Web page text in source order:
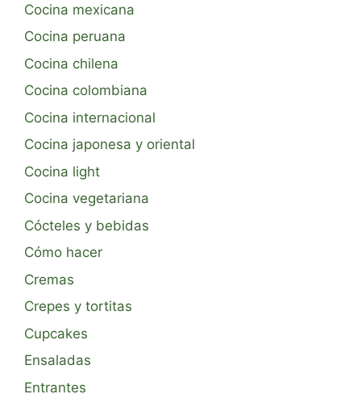
Cocina mexicana
Cocina peruana
Cocina chilena
Cocina colombiana
Cocina internacional
Cocina japonesa y oriental
Cocina light
Cocina vegetariana
Cócteles y bebidas
Cómo hacer
Cremas
Crepes y tortitas
Cupcakes
Ensaladas
Entrantes